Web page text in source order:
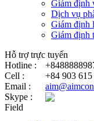
Giám định
Dịch vụ
Giám định
Giám định
Hỗ trợ trực tuyến
Hotline :
Cell :
+84 903 615
Email :
Skype :
Field